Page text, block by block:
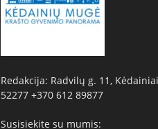
Redakcija: Radvilų g. 11,
52277 +370 612 89877
Susisiekite su mumis: